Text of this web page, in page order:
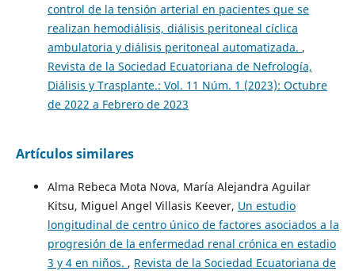
control de la tensión arterial en pacientes que se
realizan hemodiálisis, diálisis peritoneal cíclica
ambulatoria y diálisis peritoneal automatizada. ,
Revista de la Sociedad Ecuatoriana de Nefrología,
Diálisis y Trasplante.: Vol. 11 Núm. 1 (2023): Octubre
de 2022 a Febrero de 2023
Artículos similares
Alma Rebeca Mota Nova, María Alejandra Aguilar
Kitsu, Miguel Angel Villasis Keever, Un estudio
longitudinal de centro único de factores asociados a la
progresión de la enfermedad renal crónica en estadio
3 y 4 en niños. , Revista de la Sociedad Ecuatoriana de